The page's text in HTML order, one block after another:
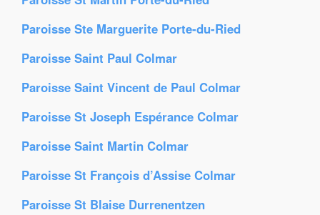
Paroisse Ste Marguerite Porte-du-Ried
Paroisse Saint Paul Colmar
Paroisse Saint Vincent de Paul Colmar
Paroisse St Joseph Espérance Colmar
Paroisse Saint Martin Colmar
Paroisse St François d’Assise Colmar
Paroisse St Blaise Durrenentzen